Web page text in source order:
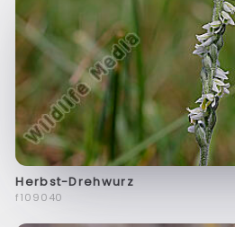
Herbst-Drehwurz
f109040